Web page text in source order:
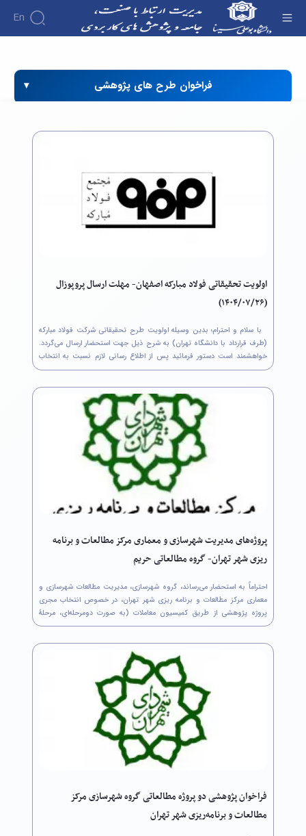
En
فراخوان طرح های پژوهشی
اولویت تحقیقاتی فولاد مبارکه اصفهان- مهلت ارسال پروپوزال
(۱۴۰۴/۰۷/۲۶)
با سلام و احترام؛ بدین وسیله اولویت طرح تحقیقاتی شرکت فولاد مبارکه
(طرف قرارداد با دانشگاه تهران) به شرح ذیل جهت استحضار ارسال می‌گردد.
خواهشمند است دستور فرمائید پس از اطلاع رسانی لازم نسبت به انتخاب
عنوان و ثبت نام در سامانه جامع مدیریت اطلاعات پژوهشی شرکت فولاد
پروژه‌های مدیریت شهرسازی و معماری مرکز مطالعات و برنامه
ریزی شهر تهران- گروه مطالعاتی حریم
احتراماً به استحضار می‌رساند، گروه شهرسازی، مدیریت مطالعات شهرسازی و
معماری مرکز مطالعات و برنامه ریزی شهر تهران، در خصوص انتخاب مجری
پروژه پژوهشی از طریق کمیسیون معاملات (به صورت دومرحله‌ای، مرحلۀ
نخست: ارسال بخش فنی پیشنهاد پژوهشی توسط مجریان متقاضی و مرحلۀ
فراخوان پژوهشی دو پروژه‌ مطالعاتی گروه شهرسازی مرکز
مطالعات و برنامه‌ریزی شهر تهران